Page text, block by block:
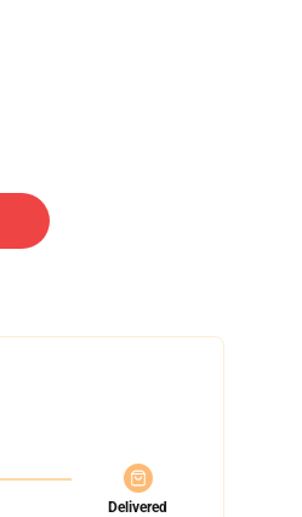
Delivered